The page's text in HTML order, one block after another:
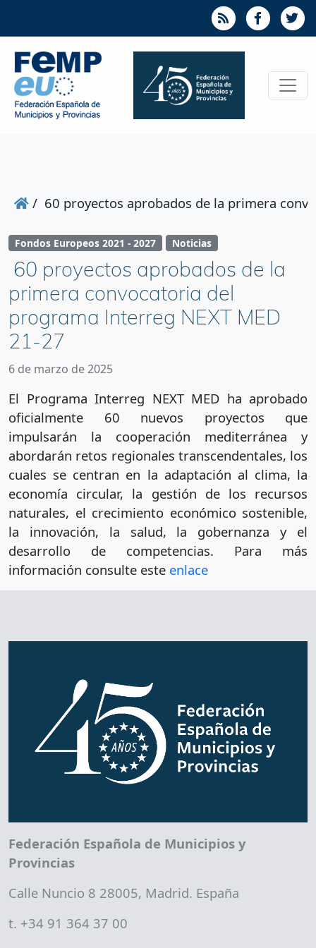
/ 60 proyectos aprobados de la primera
Fondos Europeos 2021 - 2027 Noticias
60 proyectos aprobados de la
primera convocatoria del
programa Interreg NEXT MED
21-27
6 de marzo de 2025
El Programa Interreg NEXT MED ha aprobado
oficialmente 60 nuevos proyectos que
impulsarán la cooperación mediterránea y
abordarán retos regionales transcendentales, los
cuales se centran en la adaptación al clima, la
economía circular, la gestión de los recursos
naturales, el crecimiento económico sostenible,
la innovación, la salud, la gobernanza y el
desarrollo de competencias. Para más
información consulte este enlace
Federación Española de Municipios y
Provincias
Calle Nuncio 8 28005, Madrid. España
t. +34 91 364 37 00